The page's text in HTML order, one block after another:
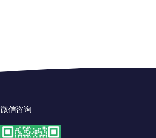
微信咨询